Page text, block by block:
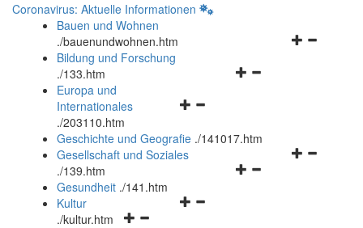
Coronavirus: Aktuelle Informationen
Bauen und Wohnen
./bauenundwohnen.htm
Navigationsmenü
Bildung und Forschung
./133.htm
Navigationsmenü
und
schließen
Europa und
Internationales
./203110.htm
Geschichte und Geografie ./141017.htm
Navigationsmenü
Gesellschaft und Soziales
./139.htm
Navigationsmenü
Gesundheit ./141.htm
Navigationsmenü
Kultur
./kultur.htm